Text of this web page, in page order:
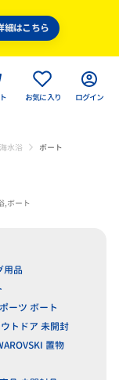
細はこちら
お気に入り ログイン
水浴 ボート
,ボート
用品
ーツ ボート
トドア 未開封
置物